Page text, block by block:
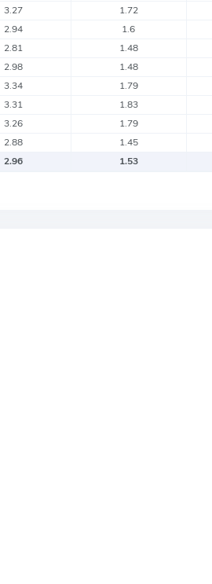
3.27 1.72
2.94 1.6
2.81 1.48
2.98 1.48
3.34 1.79
3.31 1.83
3.26 1.79
2.88 1.45
2.96 1.53